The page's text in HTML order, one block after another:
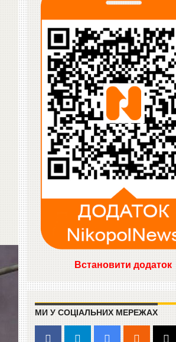
Встановити додаток
МИ У СОЦІАЛЬНИХ МЕРЕЖАХ